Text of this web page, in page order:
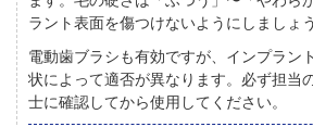
ラント表面を傷つけないようにしましょう
電動歯ブラシも有効ですが、インプラン
状によって適否が異なります。必ず担当
士に確認してから使用してください。